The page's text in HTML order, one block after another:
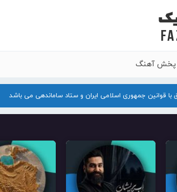
پخش آهنگ
با قوانین جمهوری اسلامی ایران و ستاد ساماندهی می باشد